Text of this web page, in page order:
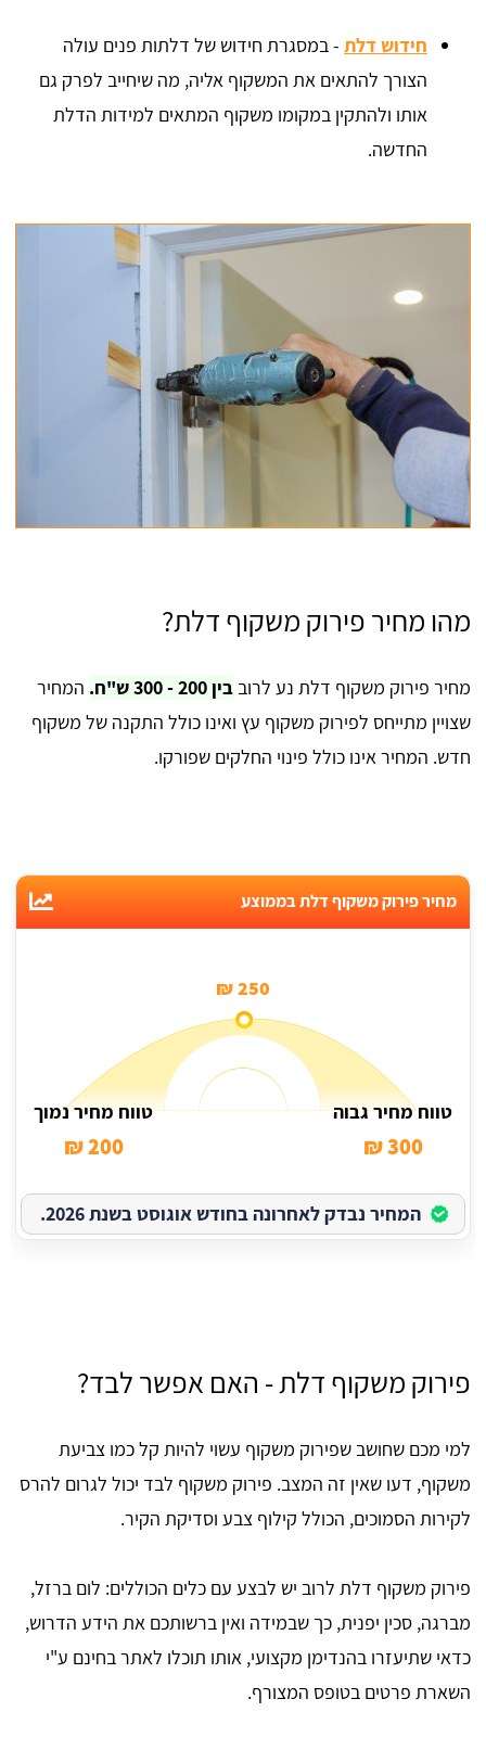
חידוש דלת - במסגרת חידוש של דלתות פנים עולה
הצורך להתאים את המשקוף אליה, מה שיחייב לפרק גם
אותו ולהתקין במקומו משקוף המתאים למידות הדלת
החדשה.
מהו מחיר פירוק משקוף דלת?
מחיר פירוק משקוף דלת נע לרוב בין 200 - 300 ש"ח.
המחיר
שצויין מתייחס לפירוק משקוף עץ ואינו כולל התקנה של משקוף
חדש. המחיר אינו כולל פינוי החלקים שפורקו.
מחיר פירוק משקוף דלת בממוצע
250 ₪
טווח מחיר גבוה
300 ₪
טווח מחיר נמוך
200 ₪
המחיר נבדק לאחרונה בחודש אוגוסט בשנת 2026.
פירוק משקוף דלת - האם אפשר לבד?
למי מכם שחושב שפירוק משקוף עשוי להיות קל כמו צביעת
משקוף, דעו שאין זה המצב. פירוק משקוף לבד יכול לגרום להרס
לקירות הסמוכים, הכולל קילוף צבע וסדיקת הקיר.
פירוק משקוף דלת לרוב יש לבצע עם כלים הכוללים: לום ברזל,
מברגה, סכין יפנית, כך שבמידה ואין ברשותכם את הידע הדרוש,
כדאי שתיעזרו בהנדימן מקצועי, אותו תוכלו לאתר בחינם ע"י
השארת פרטים בטופס המצורף.